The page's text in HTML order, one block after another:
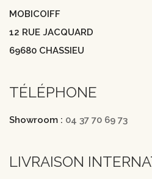
MOBICOIFF
12 RUE JACQUARD
69680 CHASSIEU
TÉLÉPHONE
Showroom : 04 37 70 69 73
LIVRAISON